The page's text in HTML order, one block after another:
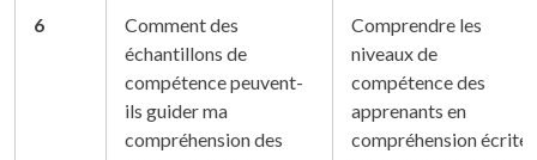
6
Comment des
échantillons de
compétence peuvent-
ils guider ma
compréhension des
Comprendre les
niveaux de
compétence des
apprenants en
compréhension écrite